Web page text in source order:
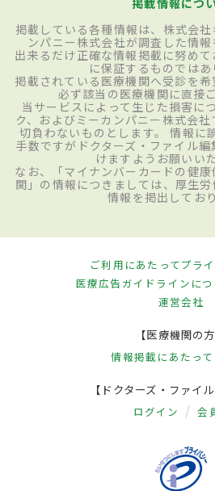
掲載している各種情報は、株式会
ンパニー株式会社が調査した情報
出来るだけ正確な情報掲載に努め
に保証するものではあ
掲載されている医療機関へ受診を
必ず該当の医療機関に直接
当サービスによって生じた損害に
ク、およびミーカンパニー株式会
切負わないものとします。 情報に
手数ですがドクターズ・ファイル
けますようお願いい
なお、「マイナンバーカードの健
関」の情報につきましては、厚生労
情報を掲出してお
ご利用にあたってプラ
医療広告ガイドラインに
運営会社
【医療機関の方
情報掲載にあたって
【ドクターズ・ファイ
ログイン 会